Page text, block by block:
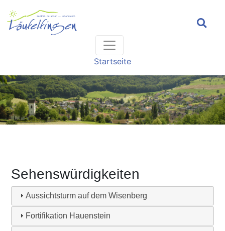
Hauptnavigation
Pfadnavigation
Startseite
Sehenswürdigkeiten
Aussichtsturm auf dem Wisenberg
Fortifikation Hauenstein